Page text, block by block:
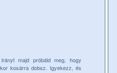
majd próbáld meg, hogy
kosárra dobsz. Igyekezz, és